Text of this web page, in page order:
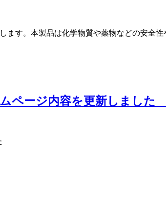
ます。本製品は化学物質や薬物などの安全
ページ内容を更新しまし